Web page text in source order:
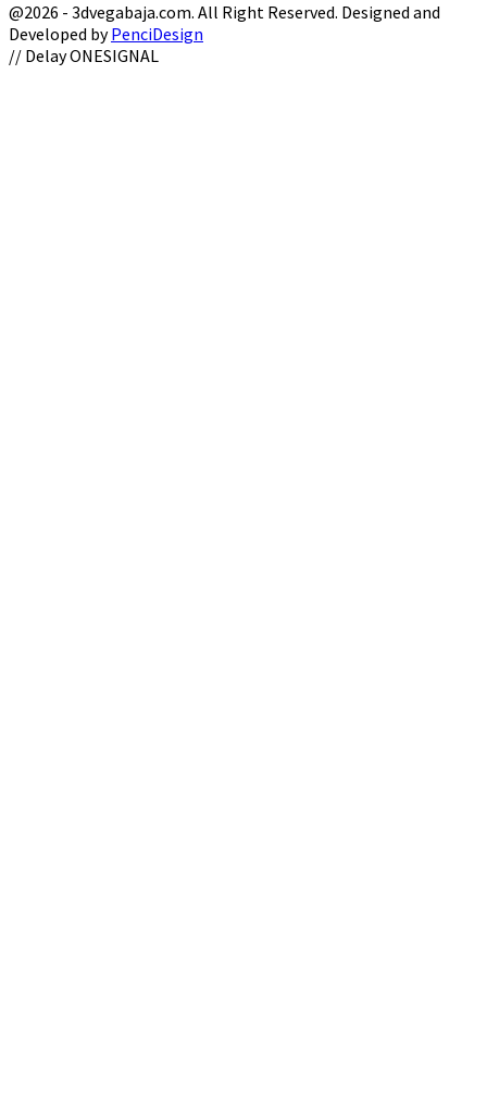
@2026 - 3dvegabaja.com. All Right Reserved. Designed and
Developed byPenciDesign
Facebook
Twitter
Instagram
Youtube
Email
// Delay ONESIGNAL